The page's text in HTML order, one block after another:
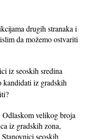
drugih stranaka i
da možemo ostvariti
iz seoskih sredina
kandidati iz gradskih
Odlaskom velikog broja
iz gradskih zona,
seoskih